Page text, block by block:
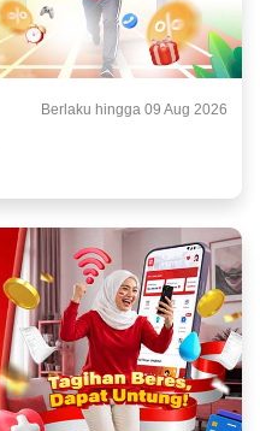
Berlaku hingga 09 Aug 2026